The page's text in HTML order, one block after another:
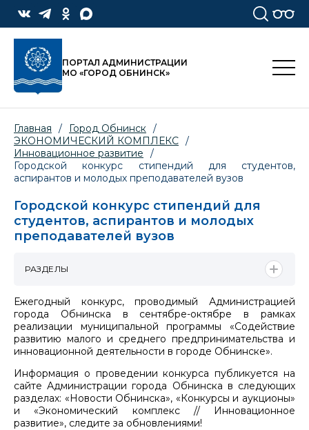
ПОРТАЛ АДМИНИСТРАЦИИ
МО «ГОРОД ОБНИНСК»
Главная / Город Обнинск /
ЭКОНОМИЧЕСКИЙ КОМПЛЕКС /
Инновационное развитие
/
Городской конкурс стипендий для студентов,
аспирантов и молодых преподавателей вузов
Городской конкурс стипендий для
студентов, аспирантов и молодых
преподавателей вузов
Ежегодный конкурс, проводимый Администрацией
города Обнинска в сентябре-октябре в рамках
реализации муниципальной программы «Содействие
развитию малого и среднего предпринимательства и
инновационной деятельности в городе Обнинске».
Информация о проведении конкурса публикуется на
сайте Администрации города Обнинска в следующих
разделах: «Новости Обнинска», «Конкурсы и аукционы»
и «Экономический комплекс // Инновационное
развитие», следите за обновлениями!
РАЗДЕЛЫ